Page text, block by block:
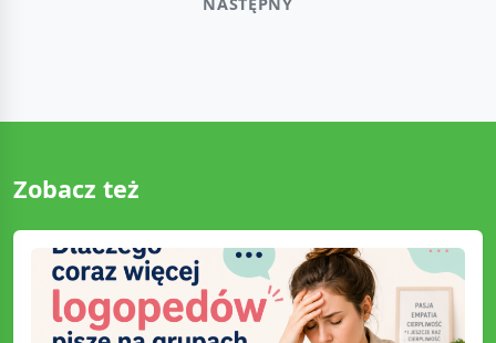
Zobacz też